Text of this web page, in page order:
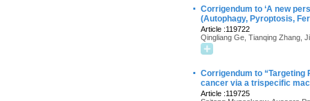
· Corrigendum to ‘A new
(Autophagy, Pyroptosis,
Article :119722
Qingliang Ge, Tianqing Zhang,
· Corrigendum to
cancer via a trispecific
Article :119725